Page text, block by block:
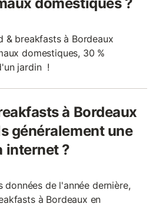
& breakfasts à Bordeaux
domestiques, 30 %
jardin !
à Bordeaux
généralement une
internet ?
données de l'année dernière,
à Bordeaux en